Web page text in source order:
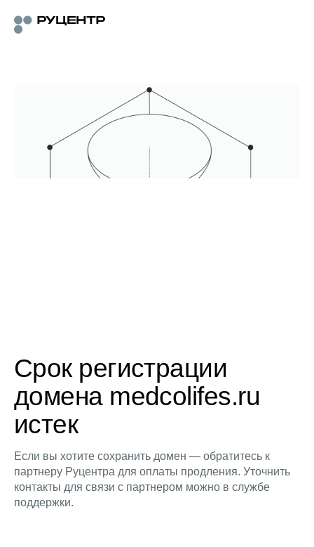
Срок регистрации
домена medcolifes.ru
истек
Если вы хотите сохранить домен — обратитесь к
партнеру Руцентра для оплаты продления. Уточнить
контакты для связи с партнером можно в службе
поддержки.